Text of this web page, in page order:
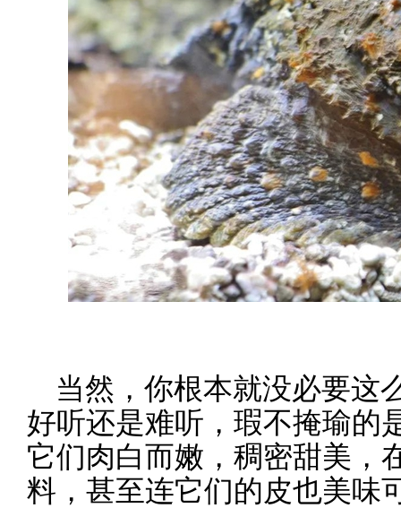
当然，你根本就没必要这
好听还是难听，瑕不掩瑜的
它们肉白而嫩，稠密甜美，
料，甚至连它们的皮也美味